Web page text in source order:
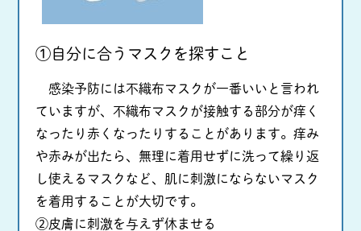
①自分に合うマスクを探すこと
感染予防には不織布マスクが一番いいと言われ
ていますが、不織布マスクが接触する部分が痒く
なったり赤くなったりすることがあります。痒み
や赤みが出たら、無理に着用せずに洗って繰り返
し使えるマスクなど、肌に刺激にならないマスク
を着用することが大切です。
②皮膚に刺激を与えず休ませる